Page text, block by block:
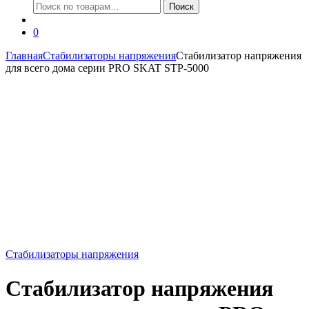
Искать:
Поиск
0
ГлавнаяСтабилизаторы напряженияСтабилизатор напряжения
для всего дома серии PRO SKAT STP-5000
Стабилизаторы напряжения
Стабилизатор напряжения